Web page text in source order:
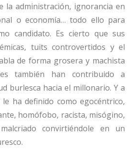
la administración, ignorancia en
o economía… todo ello para
candidato. Es cierto que sus
tuits controvertidos y el
de forma grosera y machista
también han contribuido a
burlesca hacia el millonario. Y a
ha definido como egocéntrico,
homófobo, racista, misógino,
convirtiéndole en un